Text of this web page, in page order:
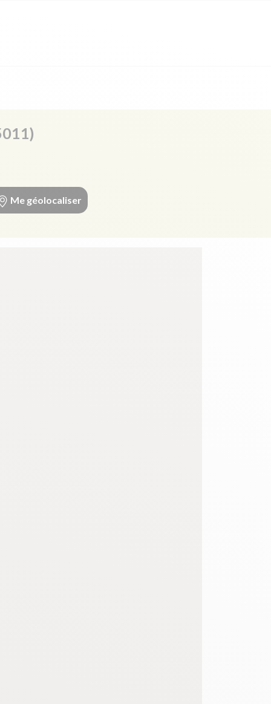
Me géolocaliser